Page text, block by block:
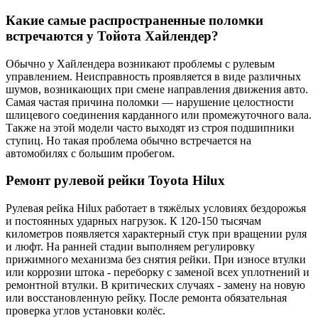
Какие самые распространенные поломки
встречаются у Тойота Хайлендер?
Обычно у Хайлендера возникают проблемы с рулевым
управлением. Неисправность проявляется в виде различных
шумов, возникающих при смене направления движения авто.
Самая частая причина поломки — нарушение целостности
шлицевого соединения карданного или промежуточного вала.
Также на этой модели часто выходят из строя подшипники
ступиц. Но такая проблема обычно встречается на
автомобилях с большим пробегом.
Ремонт рулевой рейки Toyota Hilux
Рулевая рейка Hilux работает в тяжёлых условиях бездорожья
и постоянных ударных нагрузок. К 120-150 тысячам
километров появляется характерный стук при вращении руля
и люфт. На ранней стадии выполняем регулировку
прижимного механизма без снятия рейки. При износе втулки
или коррозии штока - переборку с заменой всех уплотнений и
ремонтной втулки. В критических случаях - замену на новую
или восстановленную рейку. После ремонта обязательная
проверка углов установки колёс.